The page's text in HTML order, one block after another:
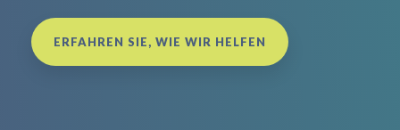
ERFAHREN SIE, WIE WIR HELFEN